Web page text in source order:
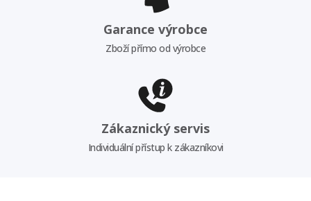
Garance výrobce
Zboží přímo od výrobce
Zákaznický servis
Individuální přístup k zákazníkovi